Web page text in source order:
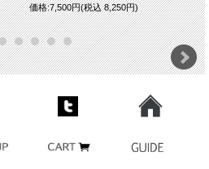
MINT
価格:7,500円(税込 8,250円)